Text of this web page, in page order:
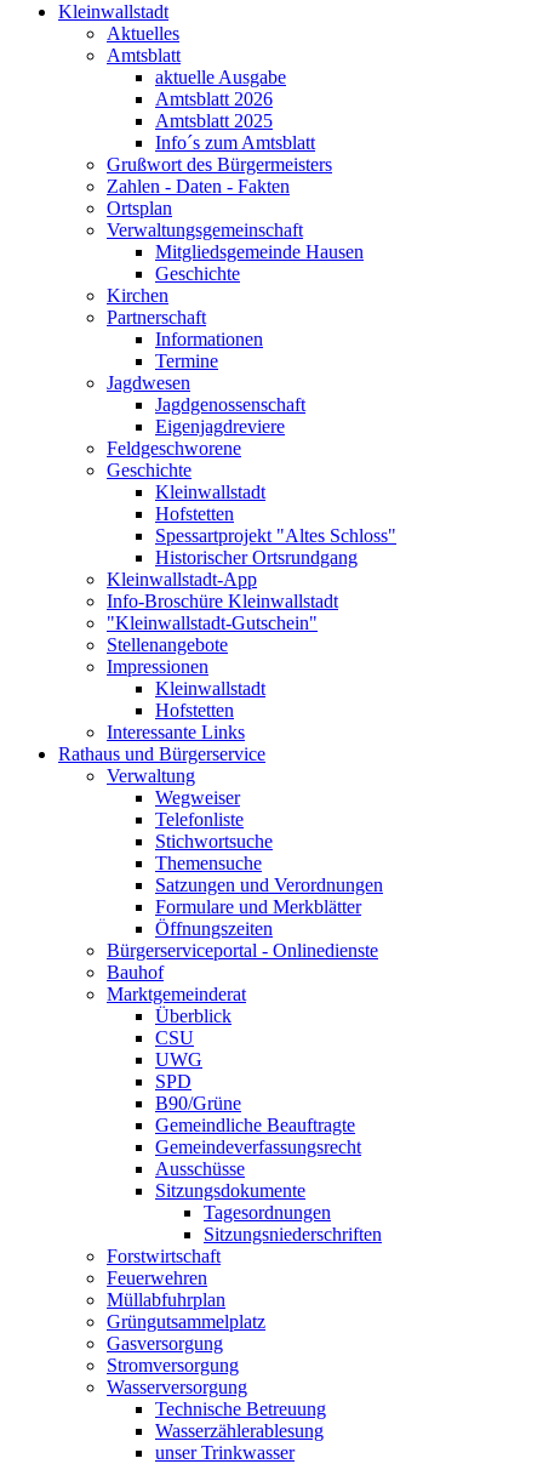
Kleinwallstadt
Aktuelles
Amtsblatt
aktuelle Ausgabe
Amtsblatt 2026
Amtsblatt 2025
Info´s zum Amtsblatt
Grußwort des Bürgermeisters
Zahlen - Daten - Fakten
Ortsplan
Verwaltungsgemeinschaft
Mitgliedsgemeinde Hausen
Geschichte
Kirchen
Partnerschaft
Informationen
Termine
Jagdwesen
Jagdgenossenschaft
Eigenjagdreviere
Feldgeschworene
Geschichte
Kleinwallstadt
Hofstetten
Spessartprojekt "Altes Schloss"
Historischer Ortsrundgang
Kleinwallstadt-App
Info-Broschüre Kleinwallstadt
"Kleinwallstadt-Gutschein"
Stellenangebote
Impressionen
Kleinwallstadt
Hofstetten
Interessante Links
Rathaus und Bürgerservice
Verwaltung
Wegweiser
Telefonliste
Stichwortsuche
Themensuche
Satzungen und Verordnungen
Formulare und Merkblätter
Öffnungszeiten
Bürgerserviceportal - Onlinedienste
Bauhof
Marktgemeinderat
Überblick
CSU
UWG
SPD
B90/Grüne
Gemeindliche Beauftragte
Gemeindeverfassungsrecht
Ausschüsse
Sitzungsdokumente
Tagesordnungen
Sitzungsniederschriften
Forstwirtschaft
Feuerwehren
Müllabfuhrplan
Grüngutsammelplatz
Gasversorgung
Stromversorgung
Wasserversorgung
Technische Betreuung
Wasserzählerablesung
unser Trinkwasser